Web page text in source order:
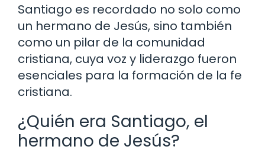
Santiago es recordado no solo como
un hermano de Jesús, sino también
como un pilar de la comunidad
cristiana, cuya voz y liderazgo fueron
esenciales para la formación de la fe
cristiana.
¿Quién era Santiago, el
hermano de Jesús?